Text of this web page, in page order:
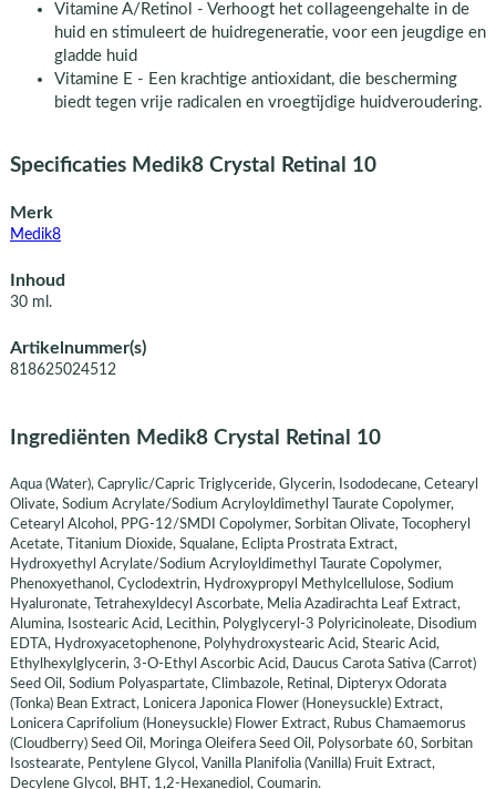
Vitamine A/Retinol - Verhoogt het collageengehalte in de
huid en stimuleert de huidregeneratie, voor een jeugdige en
gladde huid
Vitamine E - Een krachtige antioxidant, die bescherming
biedt tegen vrije radicalen en vroegtijdige huidveroudering.
Specificaties Medik8 Crystal Retinal 10
Merk
Medik8
Inhoud
30 ml.
Artikelnummer(s)
818625024512
Ingrediënten Medik8 Crystal Retinal 10
Aqua (Water), Caprylic/Capric Triglyceride, Glycerin, Isododecane, Cetearyl
Olivate, Sodium Acrylate/Sodium Acryloyldimethyl Taurate Copolymer,
Cetearyl Alcohol, PPG-12/SMDI Copolymer, Sorbitan Olivate, Tocopheryl
Acetate, Titanium Dioxide, Squalane, Eclipta Prostrata Extract,
Hydroxyethyl Acrylate/Sodium Acryloyldimethyl Taurate Copolymer,
Phenoxyethanol, Cyclodextrin, Hydroxypropyl Methylcellulose, Sodium
Hyaluronate, Tetrahexyldecyl Ascorbate, Melia Azadirachta Leaf Extract,
Alumina, Isostearic Acid, Lecithin, Polyglyceryl-3 Polyricinoleate, Disodium
EDTA, Hydroxyacetophenone, Polyhydroxystearic Acid, Stearic Acid,
Ethylhexylglycerin, 3-O-Ethyl Ascorbic Acid, Daucus Carota Sativa (Carrot)
Seed Oil, Sodium Polyaspartate, Climbazole, Retinal, Dipteryx Odorata
(Tonka) Bean Extract, Lonicera Japonica Flower (Honeysuckle) Extract,
Lonicera Caprifolium (Honeysuckle) Flower Extract, Rubus Chamaemorus
(Cloudberry) Seed Oil, Moringa Oleifera Seed Oil, Polysorbate 60, Sorbitan
Isostearate, Pentylene Glycol, Vanilla Planifolia (Vanilla) Fruit Extract,
Decylene Glycol, BHT, 1,2-Hexanediol, Coumarin.